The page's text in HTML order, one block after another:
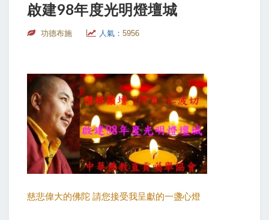
啟建98年度光明燈壇城
功德布施 人氣： 5956
慈悲偉大的佛陀 請您接受我呈獻的一盞心燈